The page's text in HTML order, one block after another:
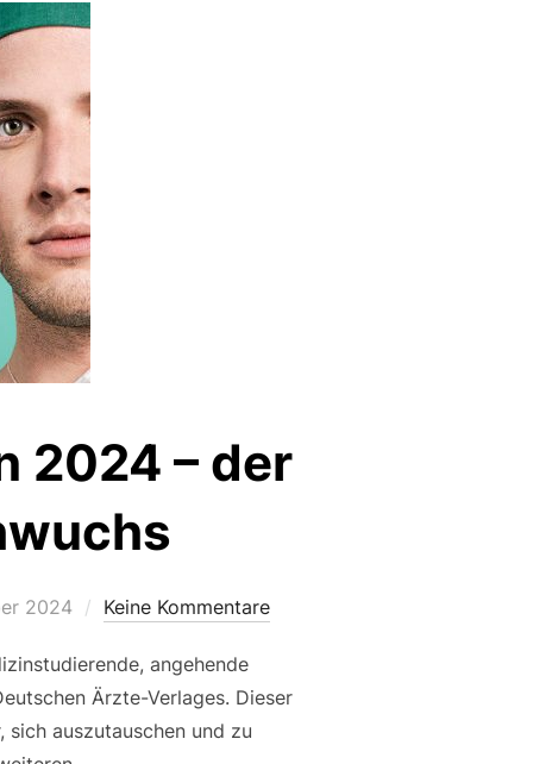
2024 – der
2024 Keine Kommentare
angehende
Ärzte-Verlages. Dieser
auszutauschen und zu